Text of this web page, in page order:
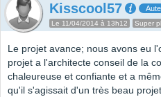
Kisscool57
Le 11/04/2014 à 13h12 Super
Le projet avance; nous avons eu
projet a l'architecte conseil de la
chaleureuse et confiante et a
qu'il s'agissait d'un très beau